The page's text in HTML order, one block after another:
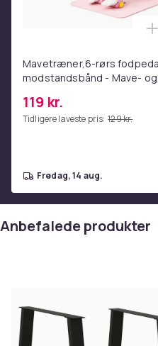
ECD Germany ben er
forskellige materialer,
DarkGrey
72 x 60 x 8 cm
Vægt, gram
dd815313-d7d1-4957-
Mavetræner,6-rørs
modstandsbånd - Mave- og
hjemmetræningscenter Pink
119 kr.
Tidligere laveste pris: 129 kr.
fredag, 14 aug.
Anbefalede produkter